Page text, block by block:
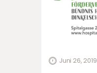
Juni 26, 2019